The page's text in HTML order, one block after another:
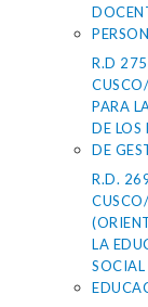
R.D
PARA
DE
DE
R.D.
LA